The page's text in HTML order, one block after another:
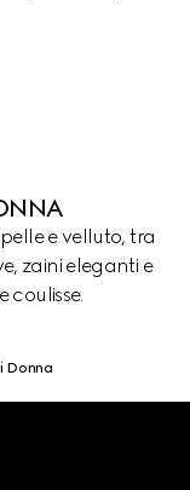
e velluto, tra
zaini eleganti e
coulisse.
Donna